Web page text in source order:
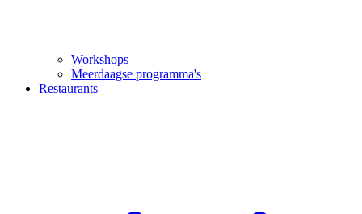
Workshops
Meerdaagse programma's
Restaurants